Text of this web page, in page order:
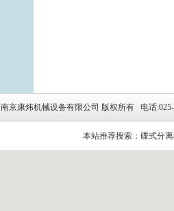
南京康炜机械设备有限公司 版权所有 电话
本站推荐搜索：碟式分